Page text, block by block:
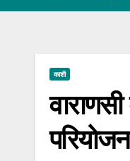
काशी